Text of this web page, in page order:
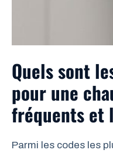
Quels sont
pour une
fréquents et
Parmi les codes les